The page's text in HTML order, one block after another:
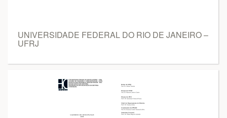
UNIVERSIDADE FEDERAL DO RIO DE JANEIRO –
UFRJ